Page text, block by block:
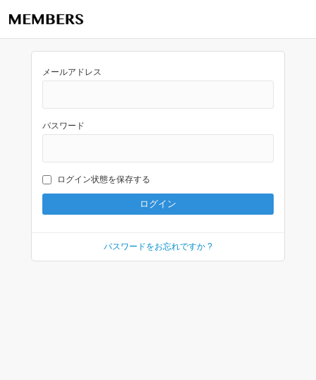
メールアドレス
パスワード
ログイン状態を保存する
パスワードをお忘れですか ?